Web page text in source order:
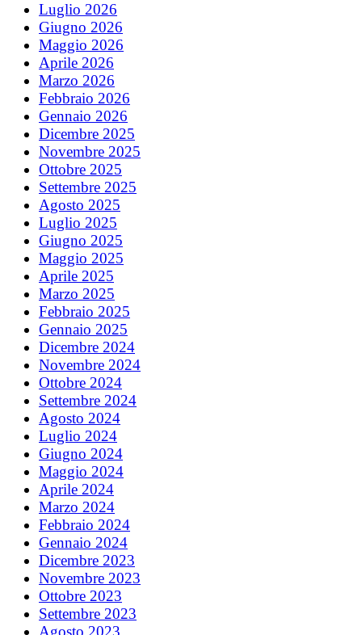
Luglio 2026
Giugno 2026
Maggio 2026
Aprile 2026
Marzo 2026
Febbraio 2026
Gennaio 2026
Dicembre 2025
Novembre 2025
Ottobre 2025
Settembre 2025
Agosto 2025
Luglio 2025
Giugno 2025
Maggio 2025
Aprile 2025
Marzo 2025
Febbraio 2025
Gennaio 2025
Dicembre 2024
Novembre 2024
Ottobre 2024
Settembre 2024
Agosto 2024
Luglio 2024
Giugno 2024
Maggio 2024
Aprile 2024
Marzo 2024
Febbraio 2024
Gennaio 2024
Dicembre 2023
Novembre 2023
Ottobre 2023
Settembre 2023
Agosto 2023